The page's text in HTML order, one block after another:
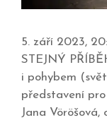
5. září 2023,
STEJNÝ
i pohybem
představení
Jana